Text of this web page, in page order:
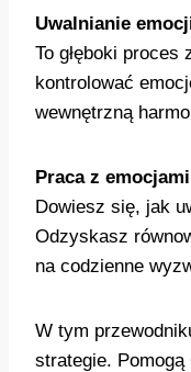
Uwalnianie
To głęboki proces
kontrolować
wewnętrzną
Praca z emocjami
Dowiesz się, jak
Odzyskasz
na codzienne
W tym
strategie.